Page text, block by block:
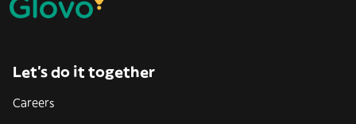
Let’s do it together
Careers